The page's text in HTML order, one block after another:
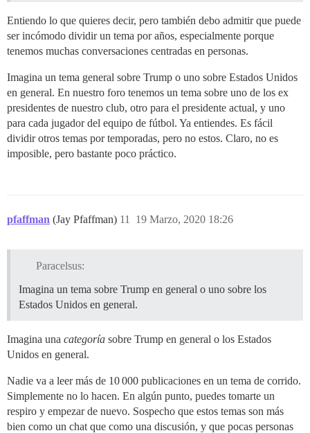
Entiendo lo que quieres decir, pero también debo admitir que puede
ser incómodo dividir un tema por años, especialmente porque
tenemos muchas conversaciones centradas en personas.
Imagina un tema general sobre Trump o uno sobre Estados Unidos
en general. En nuestro foro tenemos un tema sobre uno de los ex
presidentes de nuestro club, otro para el presidente actual, y uno
para cada jugador del equipo de fútbol. Ya entiendes. Es fácil
dividir otros temas por temporadas, pero no estos. Claro, no es
imposible, pero bastante poco práctico.
pfaffman (Jay Pfaffman) 19 Marzo, 2020 18:26
11
Paracelsus:
Imagina un tema sobre Trump en general o uno sobre los
Estados Unidos en general.
Imagina una categoría sobre Trump en general o los Estados
Unidos en general.
Nadie va a leer más de 10 000 publicaciones en un tema de corrido.
Simplemente no lo hacen. En algún punto, puedes tomarte un
respiro y empezar de nuevo. Sospecho que estos temas son más
bien como un chat que como una discusión, y que pocas personas